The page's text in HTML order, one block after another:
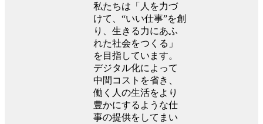
私たちは「人を力づ
けて、“いい仕事”を創
り、生きる力にあふ
れた社会をつくる」
を目指しています。
デジタル化によって
中間コストを省き、
働く人の生活をより
豊かにするような仕
事の提供をしてまい